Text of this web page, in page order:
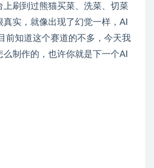
上刷到过熊猫买菜、洗菜、切菜
实，就像出现了幻觉一样，AI
前知道这个赛道的不多，今天我
制作的，也许你就是下一个AI